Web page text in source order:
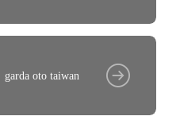
garda oto taiwan